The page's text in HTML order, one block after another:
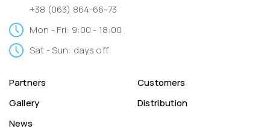
+38 (063) 864-66-73
Mon - Fri: 9:00 - 18:00
Sat - Sun: days off
Partners
Customers
Gallery
Distribution
News